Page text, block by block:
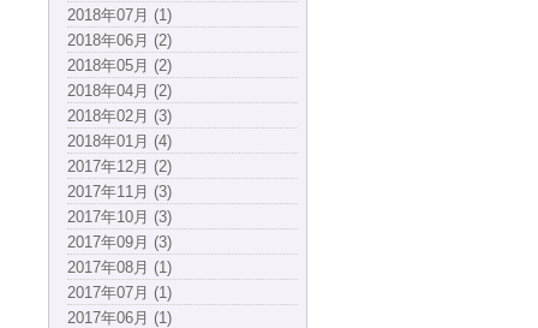
2018年07月 (1)
2018年06月 (2)
2018年05月 (2)
2018年04月 (2)
2018年02月 (3)
2018年01月 (4)
2017年12月 (2)
2017年11月 (3)
2017年10月 (3)
2017年09月 (3)
2017年08月 (1)
2017年07月 (1)
2017年06月 (1)